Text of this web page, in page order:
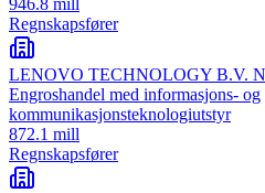
Regnskapsfører
LENOVO TECHNOLOGY B.V.
Engroshandel med informasjons- og
kommunikasjonsteknologiutstyr
872.1 mill
Regnskapsfører